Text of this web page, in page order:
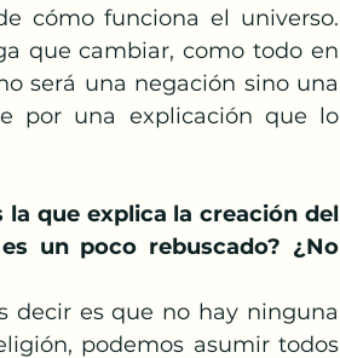
cómo funciona el universo.
que cambiar, como todo en
será una negación sino una
por una explicación que lo
que explica la creación del
un poco rebuscado? ¿No
decir es que no hay ninguna
podemos asumir todos